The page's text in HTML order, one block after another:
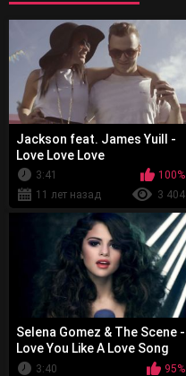
Jackson feat. James Yuill -
Love Love Love
3:41
100%
11 лет назад
3 404
Selena Gomez & The Scene -
Love You Like A Love Song
3:40
95%